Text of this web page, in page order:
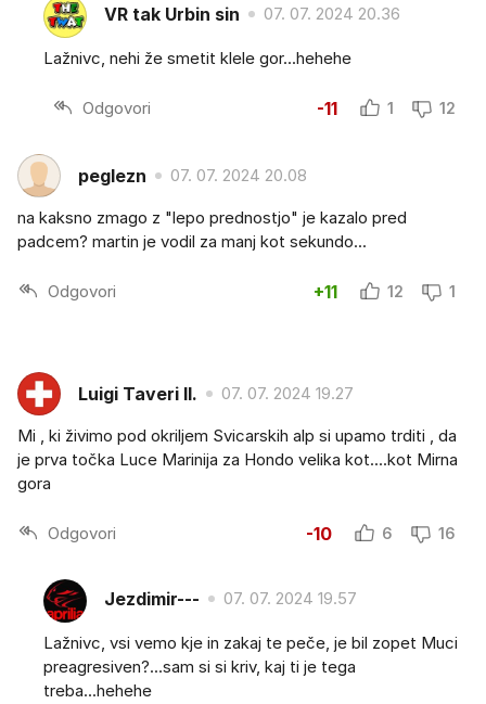
VR tak Urbin sin 07. 07. 2024 20.36
Lažnivc, nehi že smetit klele gor...hehehe
Odgovori -11 1 12
peglezn 07. 07. 2024 20.08
na kaksno zmago z "lepo prednostjo" je kazalo pred
padcem? martin je vodil za manj kot sekundo...
Odgovori +11 12 1
Luigi Taveri II. 07. 07. 2024 19.27
Mi , ki živimo pod okriljem Svicarskih alp si upamo trditi , da
je prva točka Luce Marinija za Hondo velika kot....kot Mirna
gora
Odgovori -10 6 16
Jezdimir--- 07. 07. 2024 19.57
Lažnivc, vsi vemo kje in zakaj te peče, je bil zopet Muci
preagresiven?...sam si si kriv, kaj ti je tega
treba...hehehe